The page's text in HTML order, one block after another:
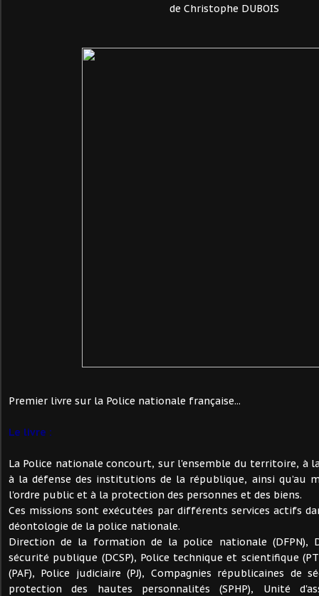
de Christophe DUBOIS
Premier livre sur la Police nationale française...
Le livre :
La Police nationale concourt, sur l'ensemble du territoire, à
à la défense des institutions de la république, ainsi qu’au
l'ordre public et à la protection des personnes et des biens.
Ces missions sont exécutées par différents services actifs
déontologie de la police nationale.
Direction de la formation de la police nationale (DFPN),
sécurité publique (DCSP), Police technique et scientifique
(PAF), Police judiciaire (PJ), Compagnies républicaines de
protection des hautes personnalités (SPHP), Unité